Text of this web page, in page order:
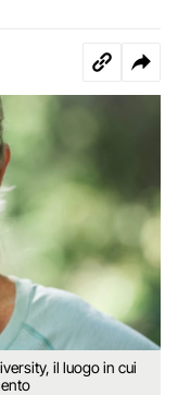
il luogo in cui